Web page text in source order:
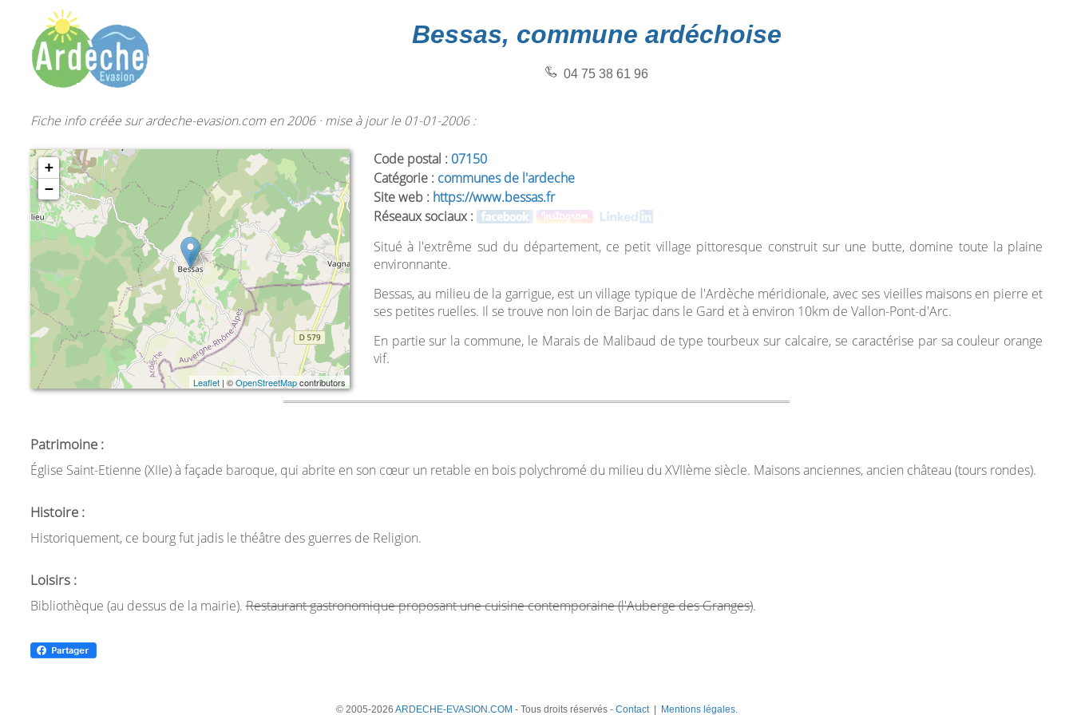
Bessas, commune ardéchoise
04 75 38 61 96
Fiche info créée sur ardeche-evasion.com en 2006 · mise à jour le 01-01-2006 :
+
−
Leaflet| ©OpenStreetMapcontributors
Code postal : 07150
Catégorie : communes de l'ardeche
Site web : https://www.bessas.fr
Réseaux sociaux :
Situé à l'extrême sud du département, ce petit village pittoresque construit sur une butte, domine toute la plaine
environnante.
Bessas, au milieu de la garrigue, est un village typique de l'Ardèche méridionale, avec ses vieilles maisons en pierre et
ses petites ruelles. Il se trouve non loin de Barjac dans le Gard et à environ 10km de Vallon-Pont-d'Arc.
En partie sur la commune, le Marais de Malibaud de type tourbeux sur calcaire, se caractérise par sa couleur orange
vif.
Patrimoine :
Église Saint-Etienne (XIIe) à façade baroque, qui abrite en son cœur un retable en bois polychromé du milieu du XVIIème siècle. Maisons anciennes, ancien château (tours rondes).
Histoire :
Historiquement, ce bourg fut jadis le théâtre des guerres de Religion.
Loisirs :
Bibliothèque (au dessus de la mairie).Restaurant gastronomique proposant une cuisine contemporaine (l'Auberge des Granges).
© 2005-2026 ARDECHE-EVASION.COM - Tous droits réservés - Contact| Mentions légales.